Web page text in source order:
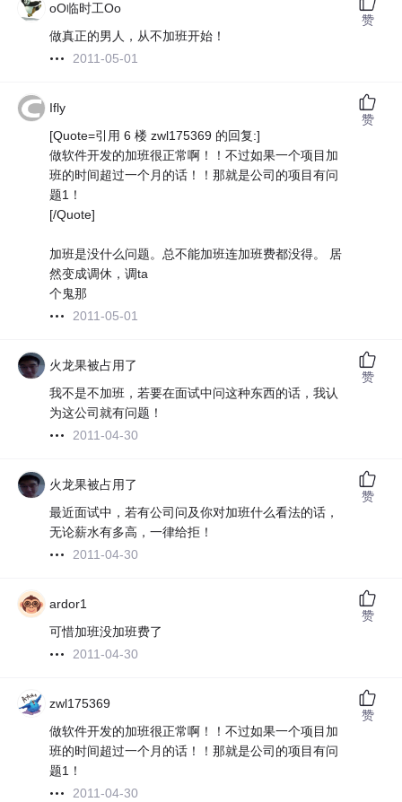
oO临时工Oo
做真正的男人，从不加班开始！
2011-05-01
赞
Ifly
[Quote=引用 6 楼 zwl175369 的回复:]
做软件开发的加班很正常啊！！不过如果一个项目加
班的时间超过一个月的话！！那就是公司的项目有问
题1！
[/Quote]
加班是没什么问题。总不能加班连加班费都没得。 居
然变成调休，调ta
个鬼那
2011-05-01
赞
火龙果被占用了
我不是不加班，若要在面试中问这种东西的话，我认
为这公司就有问题！
2011-04-30
赞
火龙果被占用了
最近面试中，若有公司问及你对加班什么看法的话，
无论薪水有多高，一律给拒！
2011-04-30
赞
ardor1
可惜加班没加班费了
2011-04-30
赞
zwl175369
做软件开发的加班很正常啊！！不过如果一个项目加
班的时间超过一个月的话！！那就是公司的项目有问
题1！
2011-04-30
赞